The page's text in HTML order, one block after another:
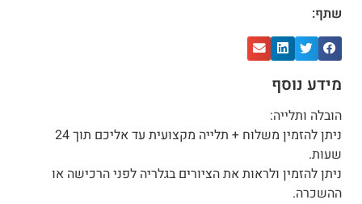
שתף:
מידע נוסף
הובלה ותלייה:
ניתן להזמין משלוח + תלייה מקצועית עד אליכם תוך 24
שעות.
ניתן להזמין ולראות את הציורים בגלריה לפני הרכישה או
ההשכרה.